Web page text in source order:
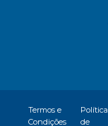
Termos e
Condições
Política
de